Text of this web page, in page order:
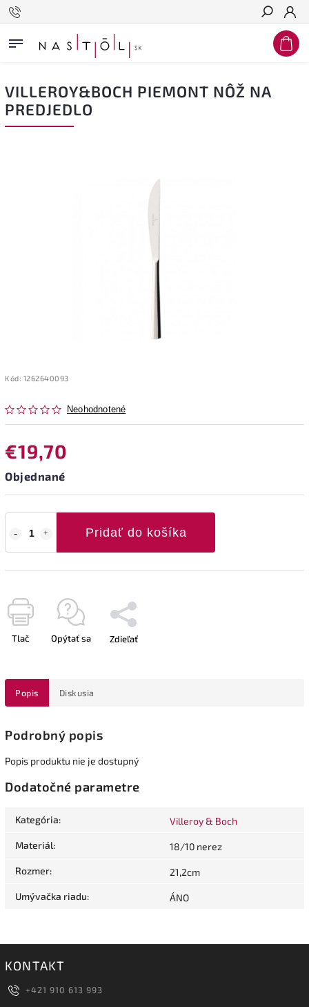
Hľadať
VILLEROY&BOCH PIEMONT NÔŽ NA
PREDJEDLO
Kód: 1262640093
Neohodnotené
€19,70
Objednané
Pridať do košíka
Tlač Opýtať sa Zdieľať
Popis Diskusia
Podrobný popis
Popis produktu nie je dostupný
Dodatočné parametre
Kategória: Villeroy & Boch
Materiál: 18/10 nerez
Rozmer: 21,2cm
Umývačka riadu: ÁNO
KONTAKT
+421 910 613 993